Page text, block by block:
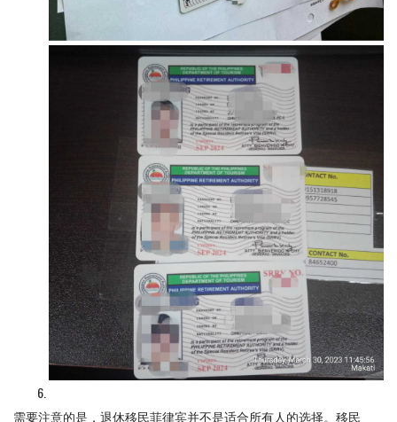
需要注意的是，退休移民菲律宾并不是适合所有人的选择。移民